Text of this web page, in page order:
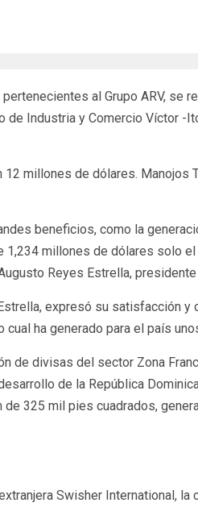
al Grupo ARV, se
de Industria y Comercio Víctor -
millones de dólares. Manojos
beneficios, como la
millones de dólares solo
Reyes Estrella, presidente
expresó su satisfacción y
ha generado para el país
de divisas del sector Zona
de la República
325 mil pies cuadrados,
Swisher International, la